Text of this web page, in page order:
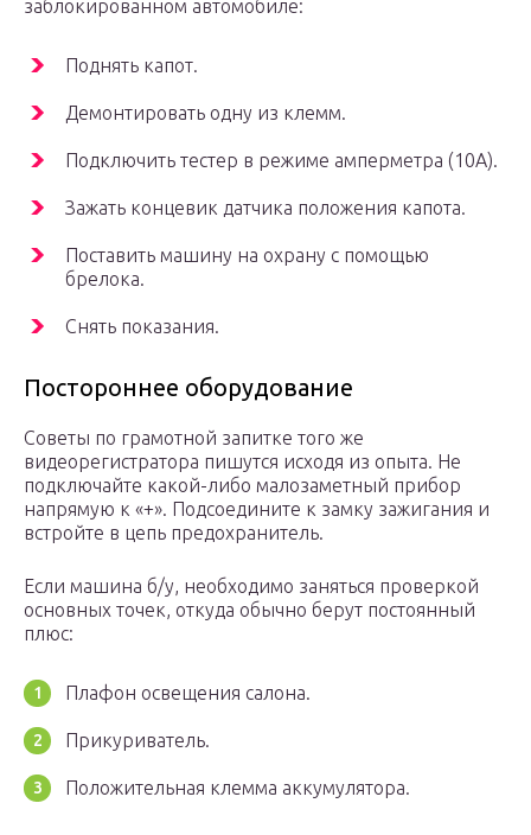
заблокированном автомобиле:
Поднять капот.
Демонтировать одну из клемм.
Подключить тестер в режиме амперметра (10А).
Зажать концевик датчика положения капота.
Поставить машину на охрану с помощью
брелока.
Снять показания.
Постороннее оборудование
Советы по грамотной запитке того же
видеорегистратора пишутся исходя из опыта. Не
подключайте какой-либо малозаметный прибор
напрямую к «+». Подсоедините к замку зажигания и
встройте в цепь предохранитель.
Если машина б/у, необходимо заняться проверкой
основных точек, откуда обычно берут постоянный
плюс:
Плафон освещения салона.
Прикуриватель.
Положительная клемма аккумулятора.